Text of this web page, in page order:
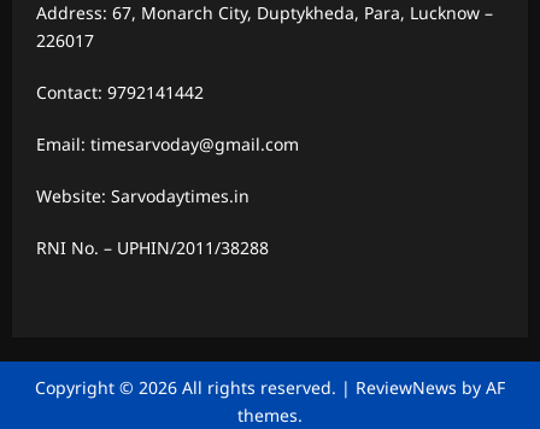
Address: 67, Monarch City, Duptykheda, Para, Lucknow –
226017
Contact: 9792141442
Email: timesarvoday@gmail.com
Website: Sarvodaytimes.in
RNI No. – UPHIN/2011/38288
Copyright © 2026 All rights reserved. | ReviewNews by AF
themes.